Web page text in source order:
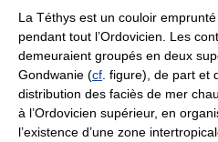
La Téthys est un couloir
pendant tout l’Ordovicien. Les
demeuraient groupés en deux
Gondwanie (cf . figure), de part et
distribution des faciès de mer
à l’Ordovicien supérieur, en
l’existence d’une zone